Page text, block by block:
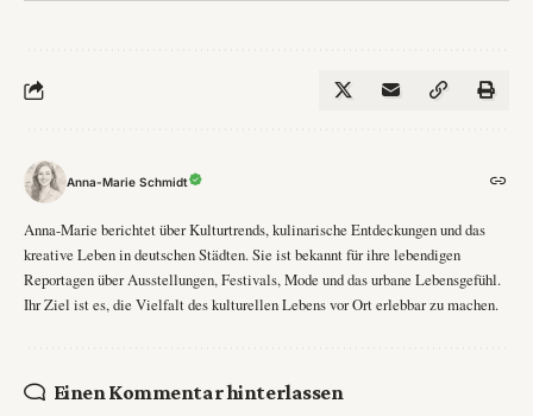
Anna-Marie Schmidt
Anna-Marie berichtet über Kulturtrends, kulinarische Entdeckungen und das
kreative Leben in deutschen Städten. Sie ist bekannt für ihre lebendigen
Reportagen über Ausstellungen, Festivals, Mode und das urbane Lebensgefühl.
Ihr Ziel ist es, die Vielfalt des kulturellen Lebens vor Ort erlebbar zu machen.
Einen Kommentar hinterlassen